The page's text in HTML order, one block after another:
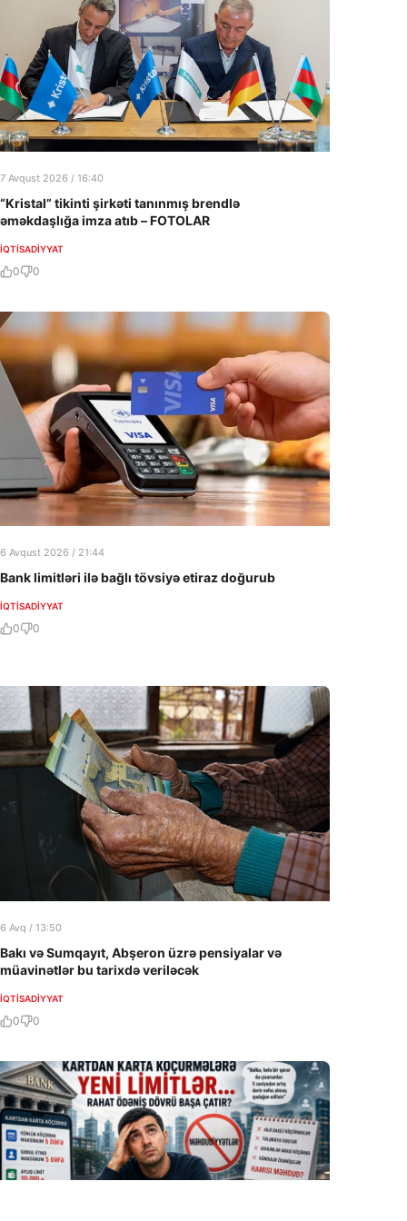
7 Avqust 2026 / 16:40
“Kristal” tikinti şirkəti tanınmış brendlə
əməkdaşlığa imza atıb – FOTOLAR
İQTISADIYYAT
0 0
6 Avqust 2026 / 21:44
Bank limitləri ilə bağlı tövsiyə etiraz doğurub
İQTISADIYYAT
0 0
6 Avq / 13:50
Bakı və Sumqayıt, Abşeron üzrə pensiyalar və
müavinətlər bu tarixdə veriləcək
İQTISADIYYAT
0 0